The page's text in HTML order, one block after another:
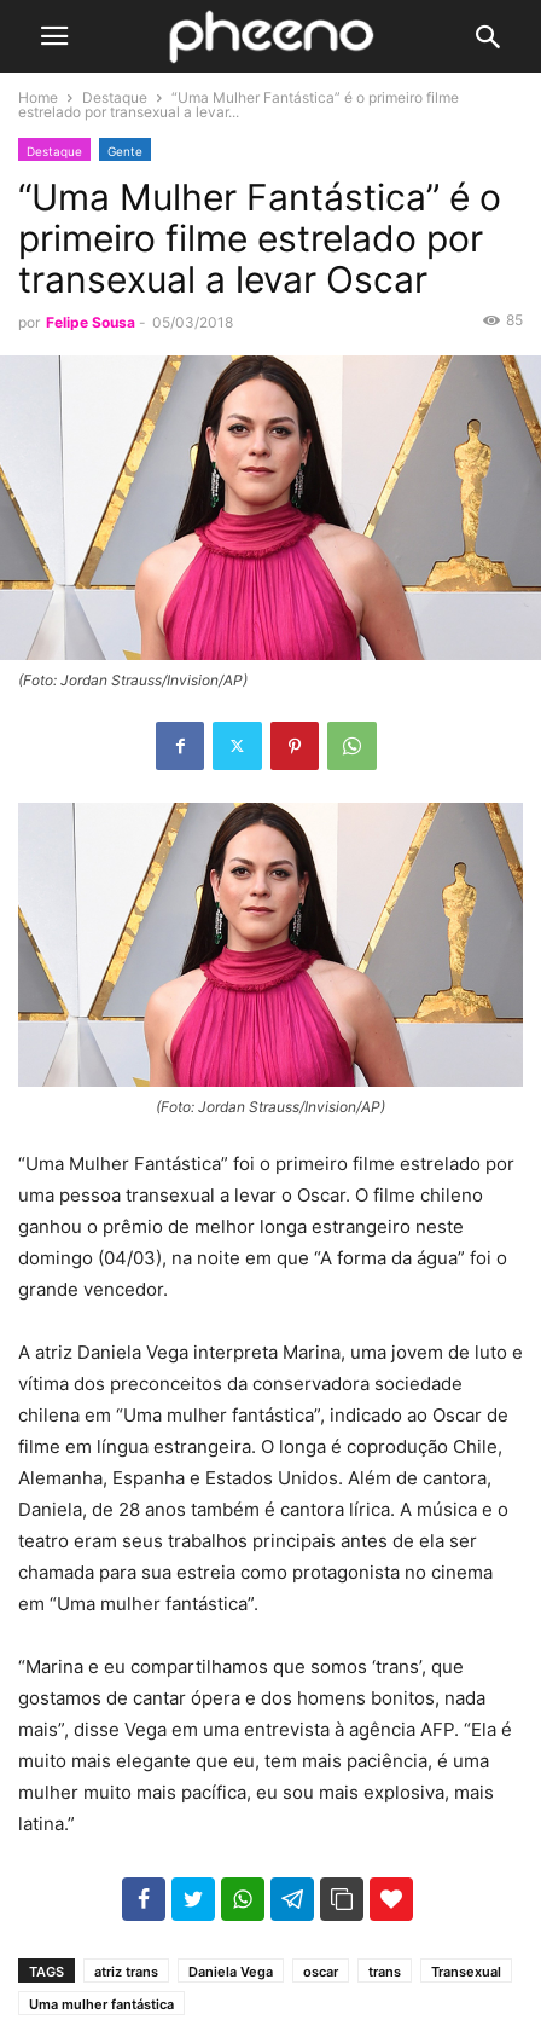
Home Destaque
“Uma Mulher Fantástica” é o primeiro filme
estrelado por transexual a levar...
Destaque Gente
“Uma Mulher Fantástica” é o
primeiro filme estrelado por
transexual a levar Oscar
por Felipe Sousa - 05/03/2018 85
(Foto: Jordan Strauss/Invision/AP)
(Foto: Jordan Strauss/Invision/AP)
“Uma Mulher Fantástica” foi o primeiro filme estrelado por
uma pessoa transexual a levar o Oscar. O filme chileno
ganhou o prêmio de melhor longa estrangeiro neste
domingo (04/03), na noite em que “A forma da água” foi o
grande vencedor.
A atriz Daniela Vega interpreta Marina, uma jovem de luto e
vítima dos preconceitos da conservadora sociedade
chilena em “Uma mulher fantástica”, indicado ao Oscar de
filme em língua estrangeira. O longa é coprodução Chile,
Alemanha, Espanha e Estados Unidos. Além de cantora,
Daniela, de 28 anos também é cantora lírica. A música e o
teatro eram seus trabalhos principais antes de ela ser
chamada para sua estreia como protagonista no cinema
em “Uma mulher fantástica”.
“Marina e eu compartilhamos que somos ‘trans’, que
gostamos de cantar ópera e dos homens bonitos, nada
mais”, disse Vega em uma entrevista à agência AFP. “Ela é
muito mais elegante que eu, tem mais paciência, é uma
mulher muito mais pacífica, eu sou mais explosiva, mais
latina.”
102 35
TAGS atriz trans Daniela Vega oscar trans
Transexual
Uma mulher fantástica